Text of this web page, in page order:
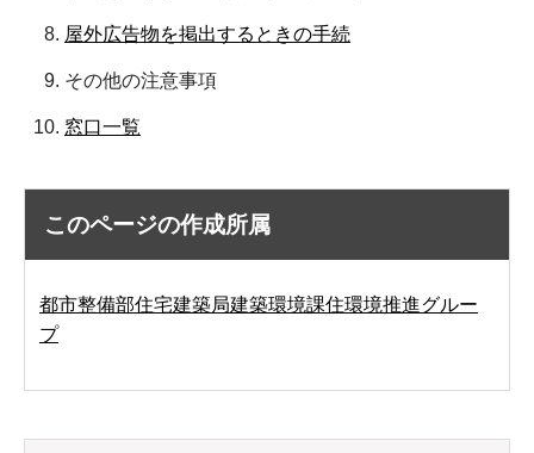
屋外広告物を掲出するときの手続
その他の注意事項
窓口一覧
このページの作成所属
都市整備部住宅建築局建築環境課住環境推進グルー
プ